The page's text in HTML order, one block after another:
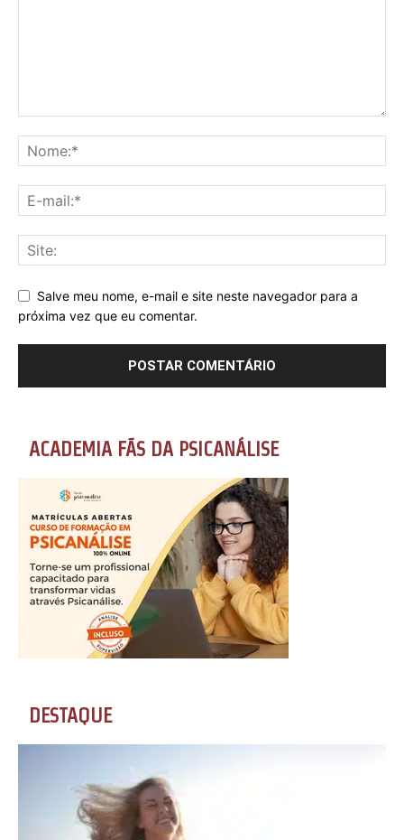
Salve meu nome, e-mail e site neste navegador para a
próxima vez que eu comentar.
ACADEMIA FÃS DA PSICANÁLISE
DESTAQUE